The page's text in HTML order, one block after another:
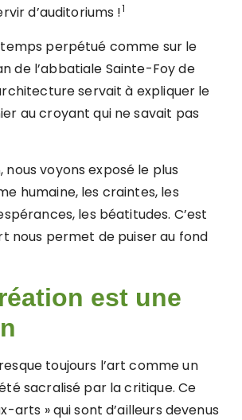
d’auditoriums !1
perpétué comme sur le
de l’abbatiale Sainte-Foy de
servait à expliquer le
au croyant qui ne savait pas
voyons exposé le plus
humaine, les craintes, les
les béatitudes. C’est
nous permet de puiser au fond
est une
toujours l’art comme un
sacralisé par la critique. Ce
arts » qui sont d’ailleurs devenus